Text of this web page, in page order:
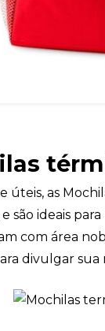
úteis, as
são ideais
com área
divulgar sua